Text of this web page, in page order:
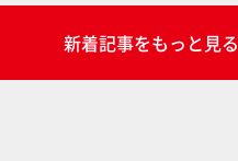
新着記事をもっと見る